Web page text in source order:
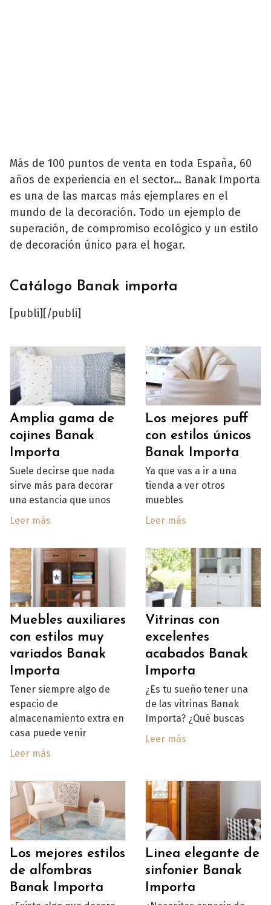
Más de 100 puntos de venta en toda España, 60
años de experiencia en el sector… Banak Importa
es una de las marcas más ejemplares en el
mundo de la decoración. Todo un ejemplo de
superación, de compromiso ecológico y un estilo
de decoración único para el hogar.
Catálogo Banak importa
[publi][/publi]
Amplia gama de
cojines Banak
Importa
Suele decirse que nada
sirve más para decorar
una estancia que unos
Leer más
Los mejores puff
con estilos únicos
Banak Importa
Ya que vas a ir a una
tienda a ver otros
muebles
Leer más
Muebles auxiliares
con estilos muy
variados Banak
Importa
Tener siempre algo de
espacio de
almacenamiento extra en
casa puede venir
Leer más
Vitrinas con
excelentes
acabados Banak
Importa
¿Es tu sueño tener una
de las vitrinas Banak
Importa? ¿Qué buscas
Leer más
Los mejores estilos
de alfombras
Banak Importa
Linea elegante de
sinfonier Banak
Importa